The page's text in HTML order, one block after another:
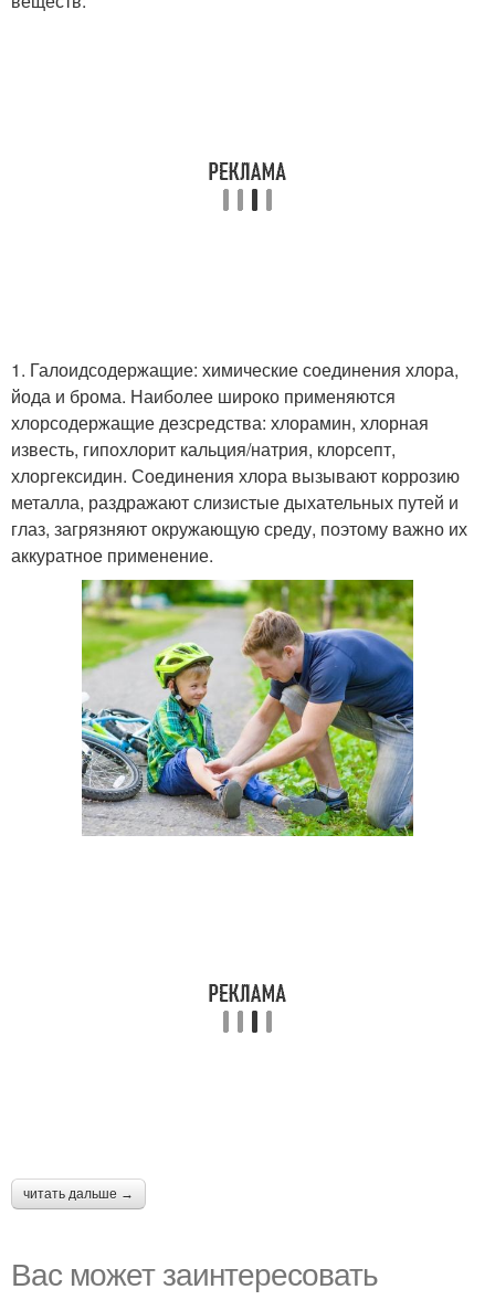
1. Галоидсодержащие: химические соединения хлора,
йода и брома. Наиболее широко применяются
хлорсодержащие дезсредства: хлорамин, хлорная
известь, гипохлорит кальция/натрия, клорсепт,
хлоргексидин. Соединения хлора вызывают коррозию
металла, раздражают слизистые дыхательных путей и
глаз, загрязняют окружающую среду, поэтому важно их
аккуратное применение.
читать дальше →
Вас может заинтересовать